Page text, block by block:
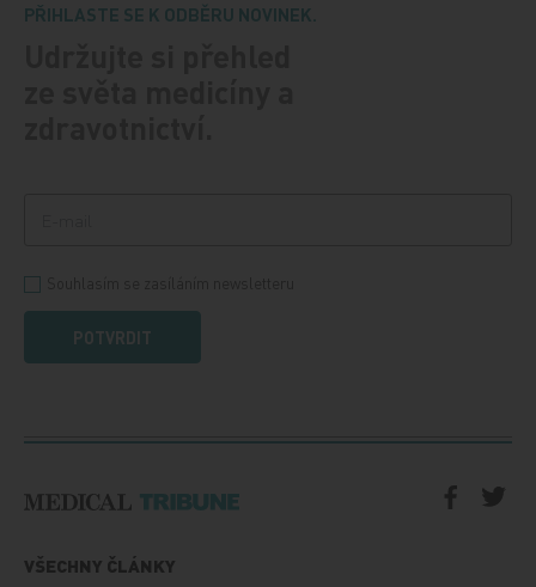
PŘIHLASTE SE K ODBĚRU NOVINEK.
POTVRDIT
VŠECHNY ČLÁNKY